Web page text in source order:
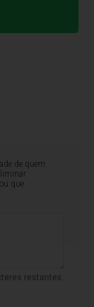
de quem
que
restantes.